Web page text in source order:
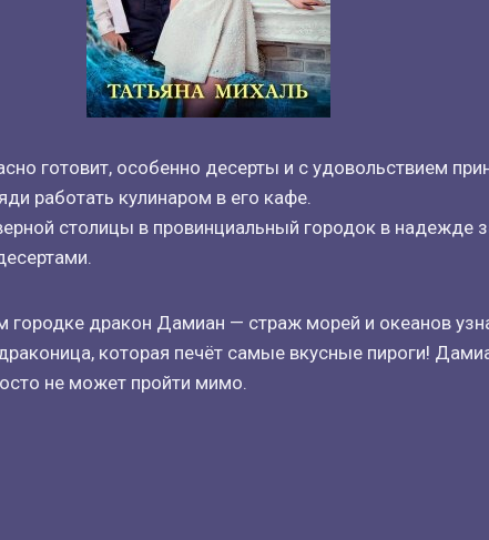
готовит, особенно десерты и с удовольствием
работать кулинаром в его кафе.
столицы в провинциальный городок в надежде
дракон Дамиан — страж морей и океанов
которая печёт самые вкусные пироги!
не может пройти мимо.